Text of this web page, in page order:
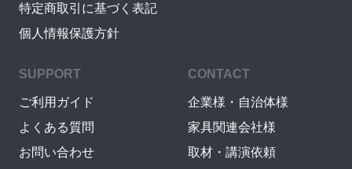
特定商取引に基づく表記
個人情報保護方針
SUPPORT
ご利用ガイド
よくある質問
お問い合わせ
CONTACT
企業様・自治体様
家具関連会社様
取材・講演依頼